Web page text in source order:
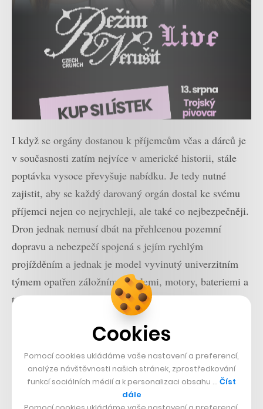
I když se orgány dostanou k příjemcům včas a dárců je
v současnosti zatím nejvíce v americké historii, stále
poptávka vysoce převyšuje nabídku. Je tedy nutné
zajistit, aby se každý darovaný orgán dostal ke svému
příjemci nejen co nejrychleji, ale také co nejbezpečněji.
Dron jednak nemusí dbát na přehlcenou pozemní
dopravu a nebezpečí spojená s jejím rychlým
projížděním a jednak je model vyvinutý univerzitním
týmem opatřen záložními vrtulemi, motory, bateriemi a
také padákem pro případ katastrofálního selhání. Má
také monitorovací systém umožňující doktorům v
průběhu cesty udržovat přehled o stavu orgánu i letu
dronu.
Přečtěte si také
Cookies
Pomocí cookies ukládáme vaše nastavení a preferencí,
analýze návštěvnosti našich stránek, zprostředkování
funkcí sociálních médií a k personalizaci obsahu … Číst
dále